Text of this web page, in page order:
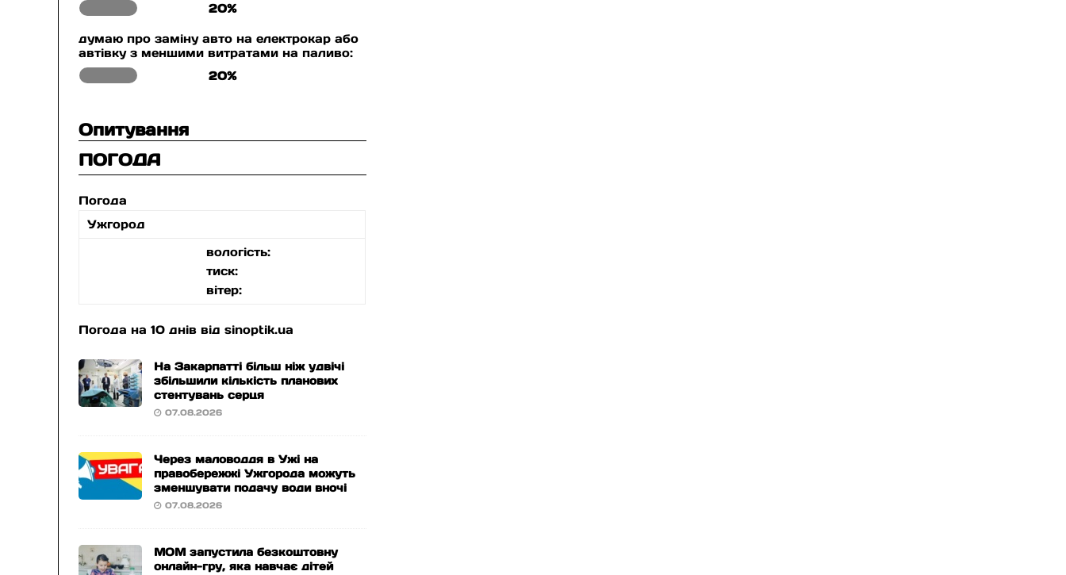
20%
думаю про заміну авто на електрокар або
автівку з меншими витратами на паливо:
20%
Опитування
ПОГОДА
Погода
Ужгород
вологість:
тиск:
вітер:
Погода на 10 днів відsinoptik.ua
На Закарпатті більш ніж удвічі
збільшили кількість планових
стентувань серця
07.08.2026
Через маловоддя в Ужі на
правобережжі Ужгорода можуть
зменшувати подачу води вночі
07.08.2026
МОМ запустила безкоштовну
онлайн-гру, яка навчає дітей